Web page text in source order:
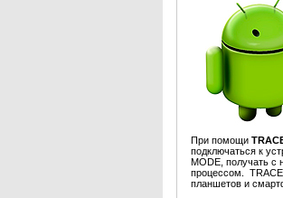
При помощи
подключаться к
MODE, получать с
процессом.
планшетов и